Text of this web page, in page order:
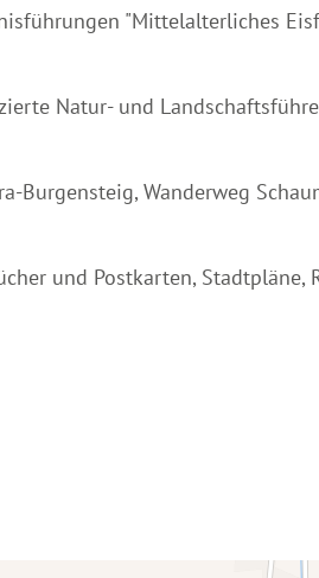
"Mittelalterliches
Natur- und
Burgensteig, Wanderweg
und Postkarten, Stadtpläne,